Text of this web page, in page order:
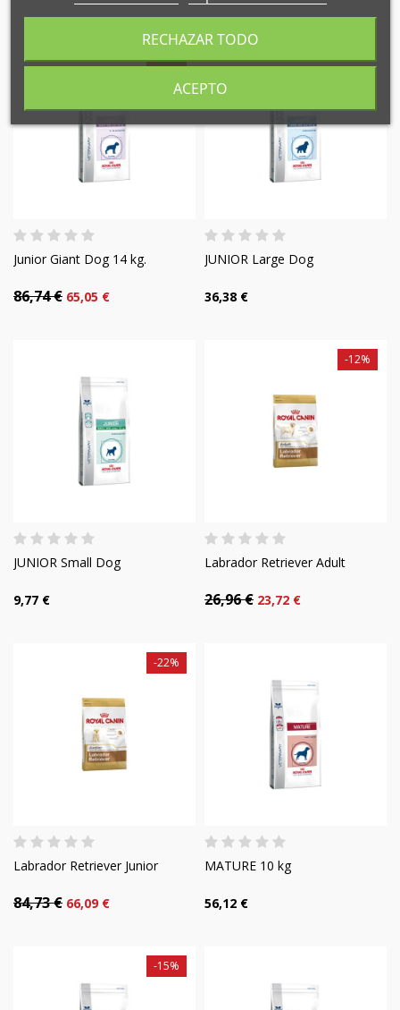
Junior Giant Dog 14 kg.
86,74 € 65,05 €
JUNIOR Large Dog
36,38 €
JUNIOR Small Dog
9,77 €
Labrador Retriever Adult
26,96 €
-12%
23,72 €
Labrador Retriever Junior
84,73 €
-22%
66,09 €
MATURE 10 kg
56,12 €
-15%
Abbrechen
Wunschliste erstellen
Abbrechen
RECHAZAR TODO
ACEPTO